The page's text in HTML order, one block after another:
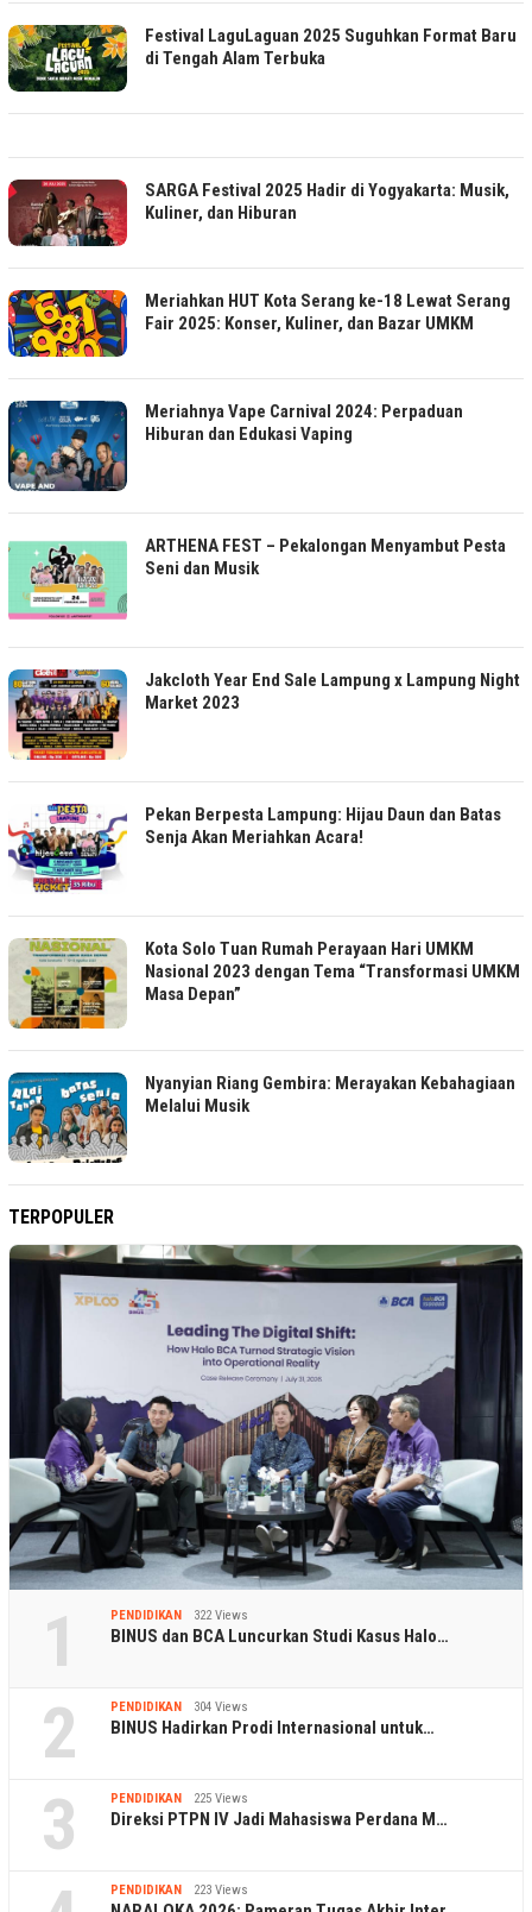
Festival LaguLaguan 2025 Suguhkan Format Baru
di Tengah Alam Terbuka
SARGA Festival 2025 Hadir di Yogyakarta: Musik,
Kuliner, dan Hiburan
Meriahkan HUT Kota Serang ke-18 Lewat Serang
Fair 2025: Konser, Kuliner, dan Bazar UMKM
Meriahnya Vape Carnival 2024: Perpaduan
Hiburan dan Edukasi Vaping
ARTHENA FEST – Pekalongan Menyambut Pesta
Seni dan Musik
Jakcloth Year End Sale Lampung x Lampung Night
Market 2023
Pekan Berpesta Lampung: Hijau Daun dan Batas
Senja Akan Meriahkan Acara!
Kota Solo Tuan Rumah Perayaan Hari UMKM
Nasional 2023 dengan Tema “Transformasi UMKM
Masa Depan”
Nyanyian Riang Gembira: Merayakan Kebahagiaan
Melalui Musik
TERPOPULER
1 PENDIDIKAN 322 Views
BINUS dan BCA Luncurkan Studi Kasus Halo…
2 PENDIDIKAN 304 Views
BINUS Hadirkan Prodi Internasional untuk…
3 PENDIDIKAN 225 Views
Direksi PTPN IV Jadi Mahasiswa Perdana M…
PENDIDIKAN 223 Views